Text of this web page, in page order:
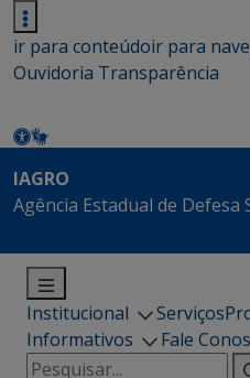
ir para conteúdoir para
Ouvidoria Transparência
IAGRO
Agência Estadual de
Institucional Serviços
Informativos
Fale
Pesquisar